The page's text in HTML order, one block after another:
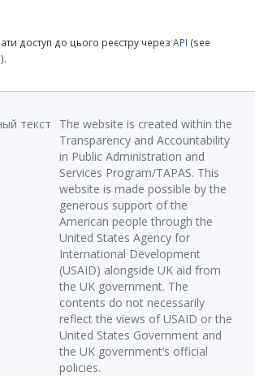
доступ до цього реєстру через API (see
).
The website is created within the
Transparency and Accountability
in Public Administration and
Services Program/TAPAS. This
website is made possible by the
generous support of the
American people through the
United States Agency for
International Development
(USAID) alongside UK aid from
the UK government. The
contents do not necessarily
reflect the views of USAID or the
United States Government and
the UK government’s official
policies.